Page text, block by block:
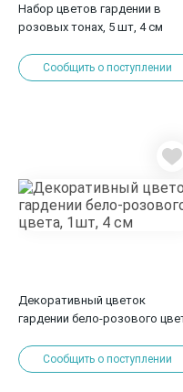
Набор цветов гардении в
розовых тонах, 5 шт, 4 см
Сообщить о поступлении
Декоративный цветок
гардении бело-розового
Сообщить о поступлении